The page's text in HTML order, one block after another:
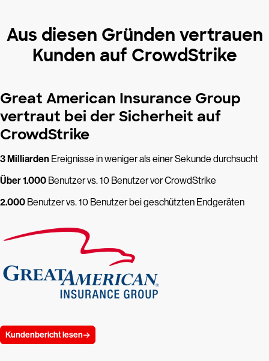
Aus diesen Gründen vertrauen
Kunden auf CrowdStrike
Great American Insurance Group
vertraut bei der Sicherheit auf
CrowdStrike
3 Milliarden Ereignisse in weniger als einer Sekunde durchsucht
Über 1.000 Benutzer vs. 10 Benutzer vor CrowdStrike
2.000 Benutzer vs. 10 Benutzer bei geschützten Endgeräten
Kundenbericht lesen